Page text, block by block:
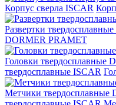
Корпус сверла ISCAR
Развертки
DORMER PRAMET
Головки твердосплавные
твердосплавные ISCAR
Метчики твердосплавные